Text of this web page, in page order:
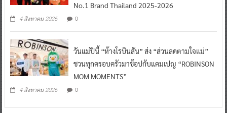
No.1 Brand Thailand 2025-2026
4 สิงหาคม 2026 0
วันแม่ปีนี้ “ห้างโรบินสัน” ส่ง “ส่วนลดตามใจแม่”
ชวนทุกครอบครัวมาช้อปกับแคมเปญ “ROBINSON
MOM MOMENTS”
4 สิงหาคม 2026 0